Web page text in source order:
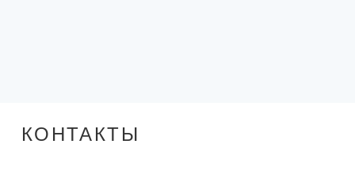
КОНТАКТЫ